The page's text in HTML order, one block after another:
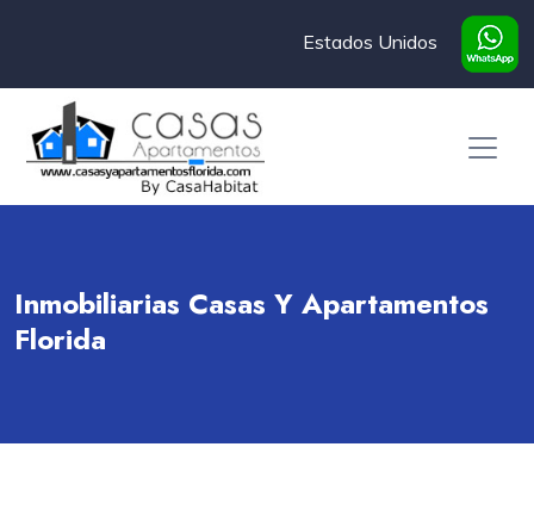
Estados Unidos
Inmobiliarias Casas Y Apartamentos
Florida